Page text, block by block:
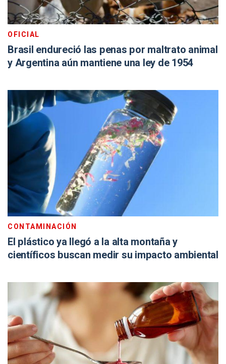
OFICIAL
Brasil endureció las penas por maltrato animal
y Argentina aún mantiene una ley de 1954
CONTAMINACIÓN
El plástico ya llegó a la alta montaña y
científicos buscan medir su impacto ambiental